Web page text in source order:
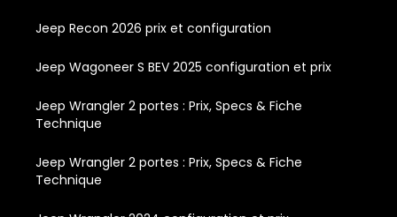
Jeep Recon 2026 prix et configuration
Jeep Wagoneer S BEV 2025 configuration et prix
Jeep Wrangler 2 portes : Prix, Specs & Fiche
Technique
Jeep Wrangler 2 portes : Prix, Specs & Fiche
Technique